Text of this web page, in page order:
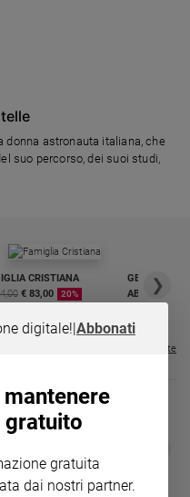
donna astronauta italiana, che
suo percorso, dei suoi studi,
CRISTIANA
€ 83,00 20%
GBABY❯
Visualizza tutte le riviste
- € 8,90
digitale!|Abbonati
gratuito
gratuita
dai nostri partner.